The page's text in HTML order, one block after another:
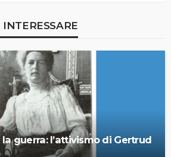
guerra: l’attivismo di Gertrud